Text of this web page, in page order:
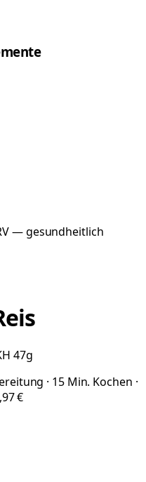
— gesundheitlich
47g
· 15 Min. Kochen ·
€